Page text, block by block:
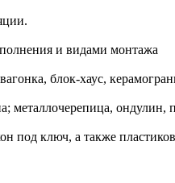
и видами монтажа
блок-хаус,
металлочерепица,
под ключ, а также